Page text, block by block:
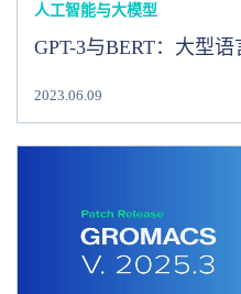
人工智能与大模型
GPT-3与BERT：大型
2023.06.09